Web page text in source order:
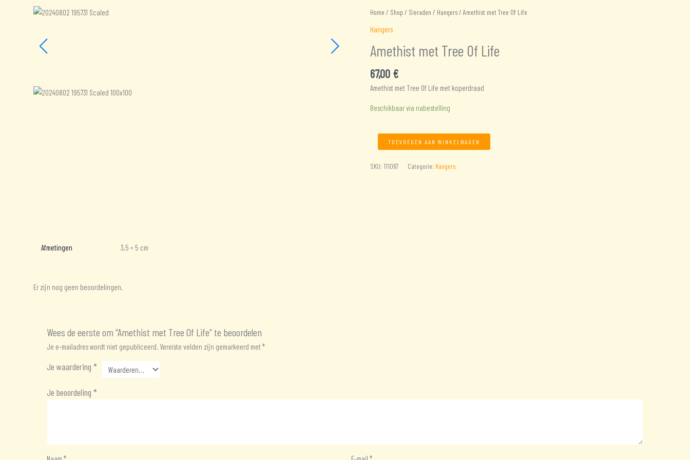
Home / Shop / Sieraden / Hangers/ Amethist met Tree Of Life
Hangers
Amethist met Tree Of Life
67,00 €
Amethist met Tree Of Life met koperdraad
Beschikbaar via nabestelling
Amethist
met
Tree
TOEVOEGEN AAN WINKELWAGEN
SKU: 111067 Categorie: Hangers
Afmetingen 3,5 × 5 cm
Er zijn nog geen beoordelingen.
Wees de eerste om “Amethist met Tree Of Life” te beoordelen
Je e-mailadres wordt niet gepubliceerd. Vereiste velden zijn gemarkeerd met*
Je waardering*
Je beoordeling*